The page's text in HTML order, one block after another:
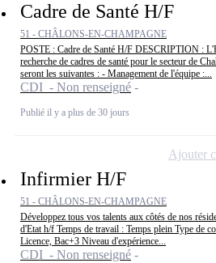
Cadre de Santé H/F
51 - CHÂLONS-EN-CHAMPAGNE
POSTE : Cadre de Santé H/F DESCRIPTION :
recherche de cadres de santé pour le secteur de
seront les suivantes : - Management de l'équipe :...
CDI - Non renseigné
Publié il y a plus de 30 jours
Infirmier H/F
51 - CHÂLONS-EN-CHAMPAGNE
Développez tous vos talents aux côtés de nos
d'Etat h/f Temps de travail : Temps plein Type de
Licence, Bac+3 Niveau d'expérience...
CDI - Non renseigné
Ajouter